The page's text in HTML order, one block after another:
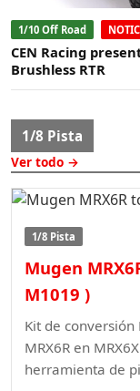
1/10 Off Road
CEN Racing
Brushless RTR
1/8 Pista
Ver todo →
1/8 Pista
Mugen
M1019 )
Kit de
MRX6R en
herramienta de